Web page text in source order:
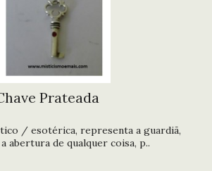
Prateada
/ esotérica, representa a guardiã,
abertura de qualquer coisa, p..